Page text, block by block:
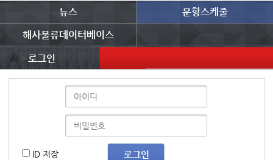
뉴스 운항스케줄
해사물류데이터베이스
로그인
로그인
ID 저장